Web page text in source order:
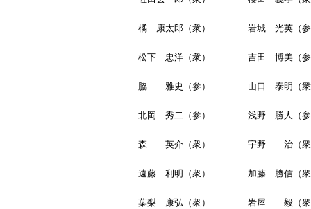
橘 康太郎（衆） 岩城 光英（
松下 忠洋（衆） 吉田 博美（
脇 雅史（参） 山口 泰明（
北岡 秀二（参） 浅野 勝人（
森 英介（衆） 宇野 治（衆
遠藤 利明（衆） 加藤 勝信（
葉梨 康弘（衆） 岩屋 毅（衆